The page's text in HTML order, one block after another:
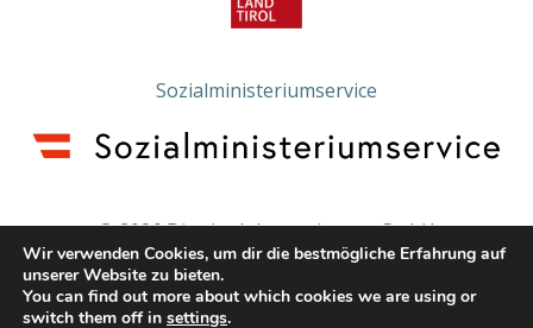
Sozialministeriumservice
© 2026 Die vier Jahreszeiten - gGmbH
IMPRESSUM DATENSCHUTZERKLÄRUNG
Wir verwenden Cookies, um dir die bestmögliche Erfahrung auf
unserer Website zu bieten.
You can find out more about which cookies we are using or
switch them off in settings.